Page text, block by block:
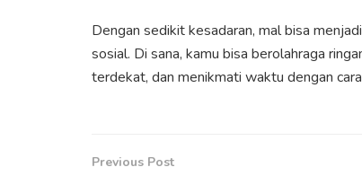
Dengan sedikit kesadaran, mal bisa
sosial. Di sana, kamu bisa berolahraga
terdekat, dan menikmati waktu dengan
Previous Post